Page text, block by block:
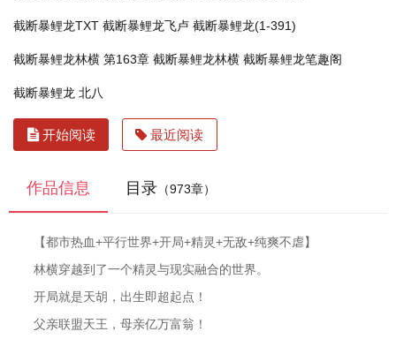
截断暴鲤龙TXT 截断暴鲤龙飞卢 截断暴鲤龙(1-391)
截断暴鲤龙林横 第163章 截断暴鲤龙林横 截断暴鲤龙笔趣阁
截断暴鲤龙 北八
开始阅读 最近阅读
作品信息 目录 （973章）
【都市热血+平行世界+开局+精灵+无敌+纯爽不虐】
林横穿越到了一个精灵与现实融合的世界。
开局就是天胡，出生即超起点！
父亲联盟天王，母亲亿万富翁！